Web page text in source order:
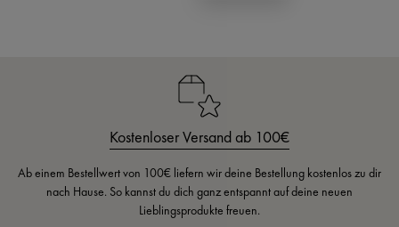
Kostenloser Versand ab 100€
Ab einem Bestellwert von 100€ liefern wir deine Bestellung kostenlos zu dir
nach Hause. So kannst du dich ganz entspannt auf deine neuen
Lieblingsprodukte freuen.